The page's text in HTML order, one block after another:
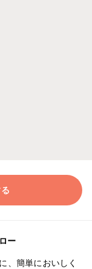
ー
、簡単においしく